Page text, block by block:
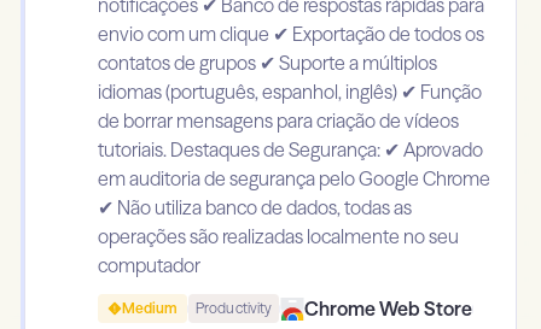
notificações ✔ Banco de respostas rápidas para
envio com um clique ✔ Exportação de todos os
contatos de grupos ✔ Suporte a múltiplos
idiomas (português, espanhol, inglês) ✔ Função
de borrar mensagens para criação de vídeos
tutoriais. Destaques de Segurança: ✔ Aprovado
em auditoria de segurança pelo Google Chrome
✔ Não utiliza banco de dados, todas as
operações são realizadas localmente no seu
computador
Medium Productivity
Chrome Web Store